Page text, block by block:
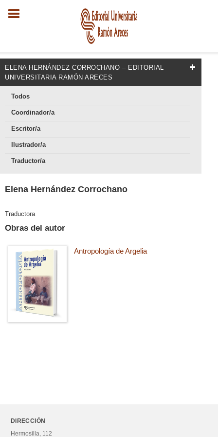
ELENA HERNÁNDEZ CORROCHANO – EDITORIAL
UNIVERSITARIA RAMÓN ARECES
Todos
Coordinador/a
Escritor/a
Ilustrador/a
Traductor/a
Elena Hernández Corrochano
Traductora
Obras del autor
Antropología de Argelia
DIRECCIÓN
Hermosilla, 112